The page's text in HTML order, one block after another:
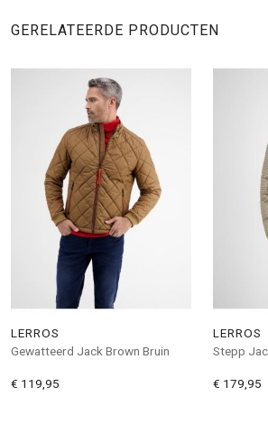
GERELATEERDE PRODUCTEN
LERROS
Gewatteerd Jack Brown Bruin
€ 119,95
LERROS
Stepp
€ 179,95